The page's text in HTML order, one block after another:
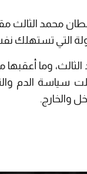
محمد الثالث
التي تستهلك
وما أعقبها
سياسة الدم
والخارج.